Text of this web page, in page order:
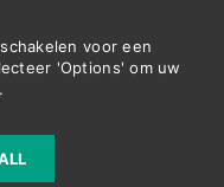
voor een
'Options' om uw
byDockworx